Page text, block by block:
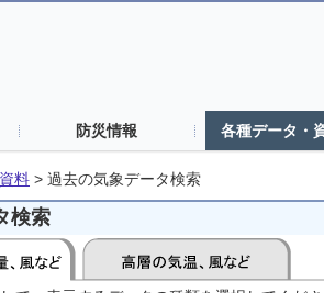
防災情報 各種データ・
料 > 過去の気象データ検索
検索